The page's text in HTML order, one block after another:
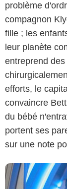
problème
compagnon
fille ; les
leur planète
entreprend
efforts, le
convaincre
du bébé
portent ses
sur une note